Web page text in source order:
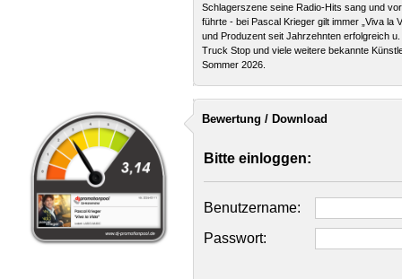
Schlagerszene seine Radio-Hits sang und
führte - bei Pascal Krieger gilt immer „Viva la
und Produzent seit Jahrzehnten erfolgreich
Truck Stop und viele weitere bekannte
Sommer 2026.
Bewertung / Download
Bitte einloggen:
Benutzername:
Passwort: